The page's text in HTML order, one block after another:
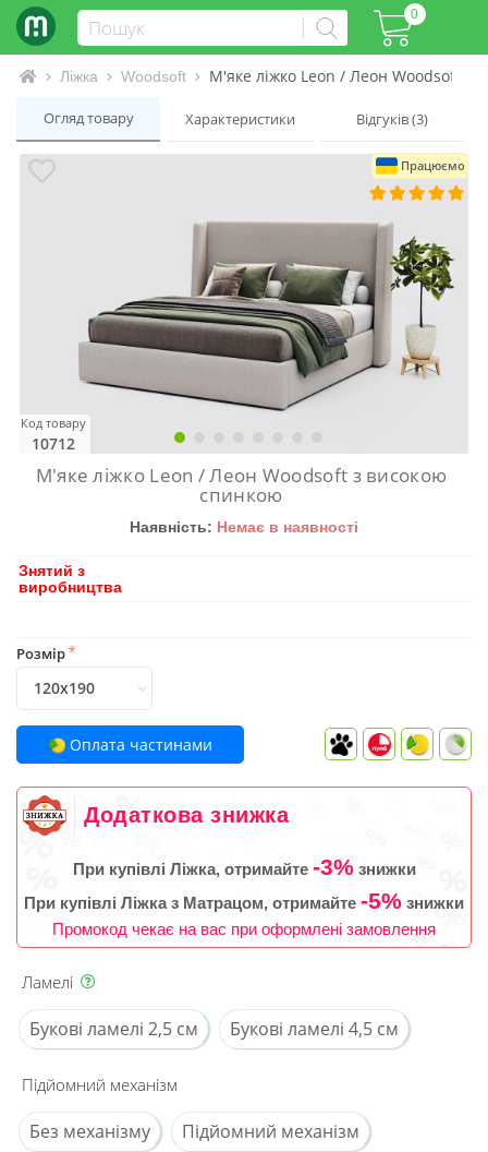
0
Інтернет-магазин матраців та ліжок
Ліжка Woodsoft М'яке ліжко Leon / Леон Woodsoft з
Огляд товару Характеристики Відгуків (3)
Працюємо
Код товару
10712
М'яке ліжко Leon / Леон Woodsoft з високою
спинкою
Наявність: Немає в наявності
Знятий з
виробництва
Розмір*
Оплата частинами
Додаткова знижка
При купівлі Ліжка, отримайте -3%знижки
При купівлі Ліжка з Матрацом, отримайте -5% знижки
Промокод чекає на вас при оформлені замовлення
Ламелі
Букові ламелі 2,5 см Букові ламелі 4,5 см
Підйомний механізм
Без механізму Підйомний механізм